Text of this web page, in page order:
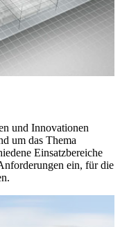
und Innovationen
um das Thema
Einsatzbereiche
ein, für die